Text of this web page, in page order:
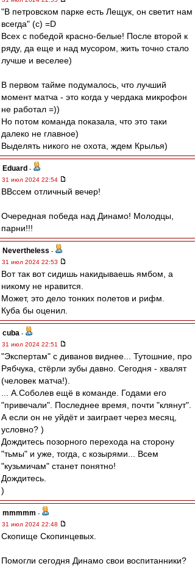
"В петровском парке есть Лещук, он светит нам
всегда" (с) =D
Всех с победой красно-белые! После второй к
ряду, да еще и над мусором, жить точно стало
лучше и веселее)
В первом тайме подумалось, что лучший
момент матча - это когда у чердака микрофон
не работал =))
Но потом команда показала, что это таки
далеко не главное)
Выделять никого не охота, ждем Крылья)
Eduard -
31 июл 2024 22:54
ВВссем отличный вечер!
Очередная победа над Динамо! Молодцы,
парни!!!
Nevertheless -
31 июл 2024 22:53
Вот так вот сидишь накидываешь ямбом, а
никому не нравится.
Может, это дело тонких полетов и рифм.
Куба бы оценил.
cuba -
31 июл 2024 22:51
"Экспертам" с диванов виднее... Тутошние, про
Рябчука, стёрли зубы давно. Сегодня - хвалят
(человек матча!).
... А.Соболев ещё в команде. Годами его
"привечали". Последнее время, почти "клянут".
А если он не уйдёт и заиграет через месяц,
условно? )
Дождитесь позорного перехода на сторону
"тьмы" и уже, тогда, с козырями... Всем
"кузьмичам" станет понятно!
Дождитесь.
)
mmmmm -
31 июл 2024 22:48
Скопище Скопинцевых.
Помогли сегодня Динамо свои воспитанники?